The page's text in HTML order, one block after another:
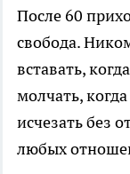
После 60
свобода.
вставать,
молчать,
исчезать без
любых